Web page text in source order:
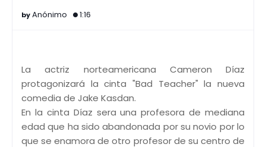
Anónimo 1:16
La actriz norteamericana Cameron Díaz
protagonizará la cinta "Bad Teacher" la nueva
comedia de Jake Kasdan.
En la cinta Díaz sera una profesora de mediana
edad que ha sido abandonada por su novio por lo
que se enamora de otro profesor de su centro de